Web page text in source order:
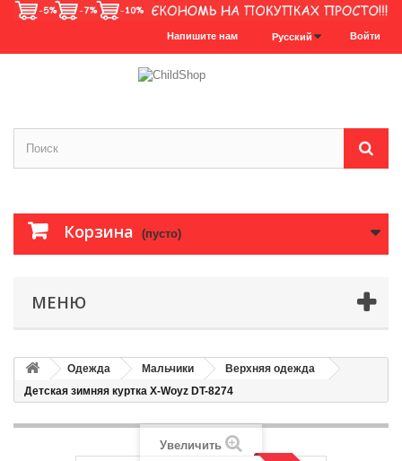
Войти
Русский
Напишите нам
Корзина (пусто)
МЕНЮ
Одежда Мальчики
Верхняя одежда
Детская зимняя куртка X-Woyz DT-8274
Увеличить